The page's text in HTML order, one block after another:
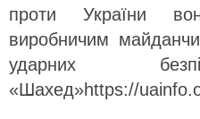
проти України
виробничим
ударних
«Шахед»https://